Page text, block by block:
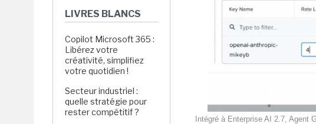
LIVRES BLANCS
Copilot Microsoft 365 :
Libérez votre
créativité, simplifiez
votre quotidien !
Secteur industriel :
quelle stratégie pour
rester compétitif ?
Intégré à Enterprise AI 2.7, Agent